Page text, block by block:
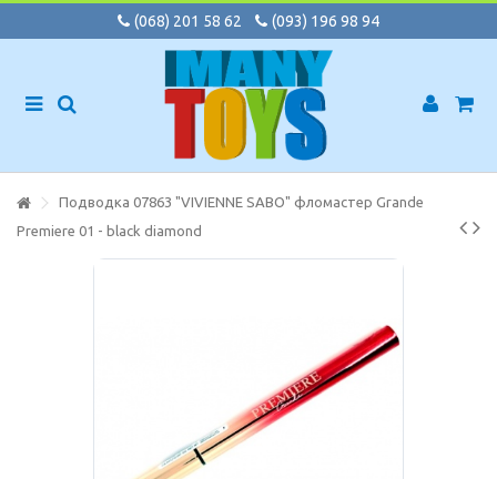
(068) 201 58 62 (093) 196 98 94
Подводка 07863 "VIVIENNE SABO" фломастер Grande
Premiere 01 - black diamond